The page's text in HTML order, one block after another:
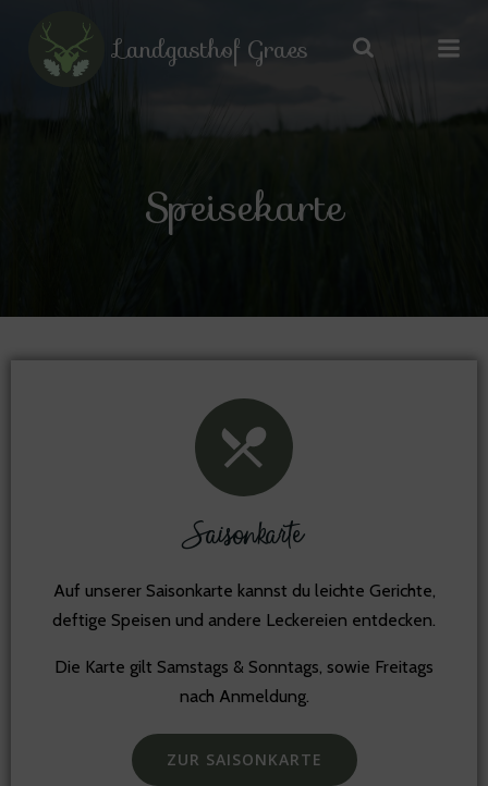
Inhalt
springen
Landgasthof Graes
Speisekarte
Saisonkarte
Auf unserer Saisonkarte kannst du leichte Gerichte,
deftige Speisen und andere Leckereien entdecken.
Die Karte gilt Samstags & Sonntags, sowie Freitags
nach Anmeldung.
ZUR SAISONKARTE